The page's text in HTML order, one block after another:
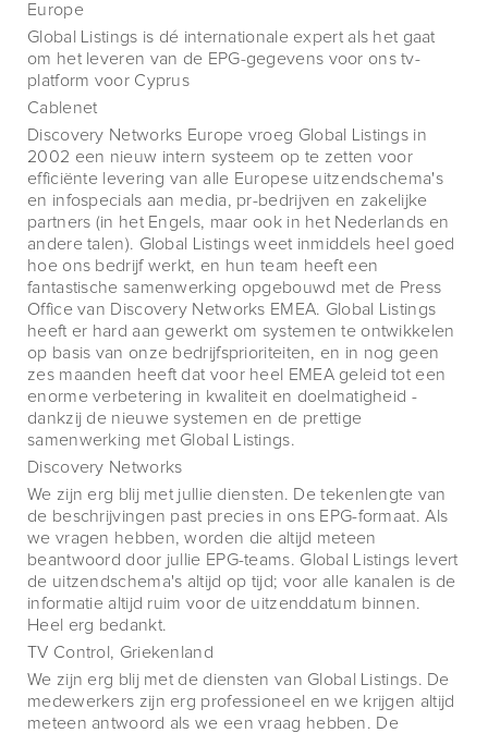
Europe
Global Listings is dé internationale expert als het gaat
om het leveren van de EPG-gegevens voor ons tv-
platform voor Cyprus
Cablenet
Discovery Networks Europe vroeg Global Listings in
2002 een nieuw intern systeem op te zetten voor
efficiënte levering van alle Europese uitzendschema's
en infospecials aan media, pr-bedrijven en zakelijke
partners (in het Engels, maar ook in het Nederlands en
andere talen). Global Listings weet inmiddels heel goed
hoe ons bedrijf werkt, en hun team heeft een
fantastische samenwerking opgebouwd met de Press
Office van Discovery Networks EMEA. Global Listings
heeft er hard aan gewerkt om systemen te ontwikkelen
op basis van onze bedrijfsprioriteiten, en in nog geen
zes maanden heeft dat voor heel EMEA geleid tot een
enorme verbetering in kwaliteit en doelmatigheid -
dankzij de nieuwe systemen en de prettige
samenwerking met Global Listings.
Discovery Networks
We zijn erg blij met jullie diensten. De tekenlengte van
de beschrijvingen past precies in ons EPG-formaat. Als
we vragen hebben, worden die altijd meteen
beantwoord door jullie EPG-teams. Global Listings levert
de uitzendschema's altijd op tijd; voor alle kanalen is de
informatie altijd ruim voor de uitzenddatum binnen.
Heel erg bedankt.
TV Control, Griekenland
We zijn erg blij met de diensten van Global Listings. De
medewerkers zijn erg professioneel en we krijgen altijd
meteen antwoord als we een vraag hebben. De